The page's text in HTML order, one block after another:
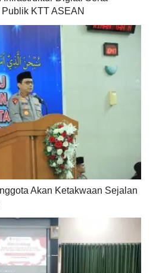
KTT ASEAN
Akan Ketakwaan Sejalan